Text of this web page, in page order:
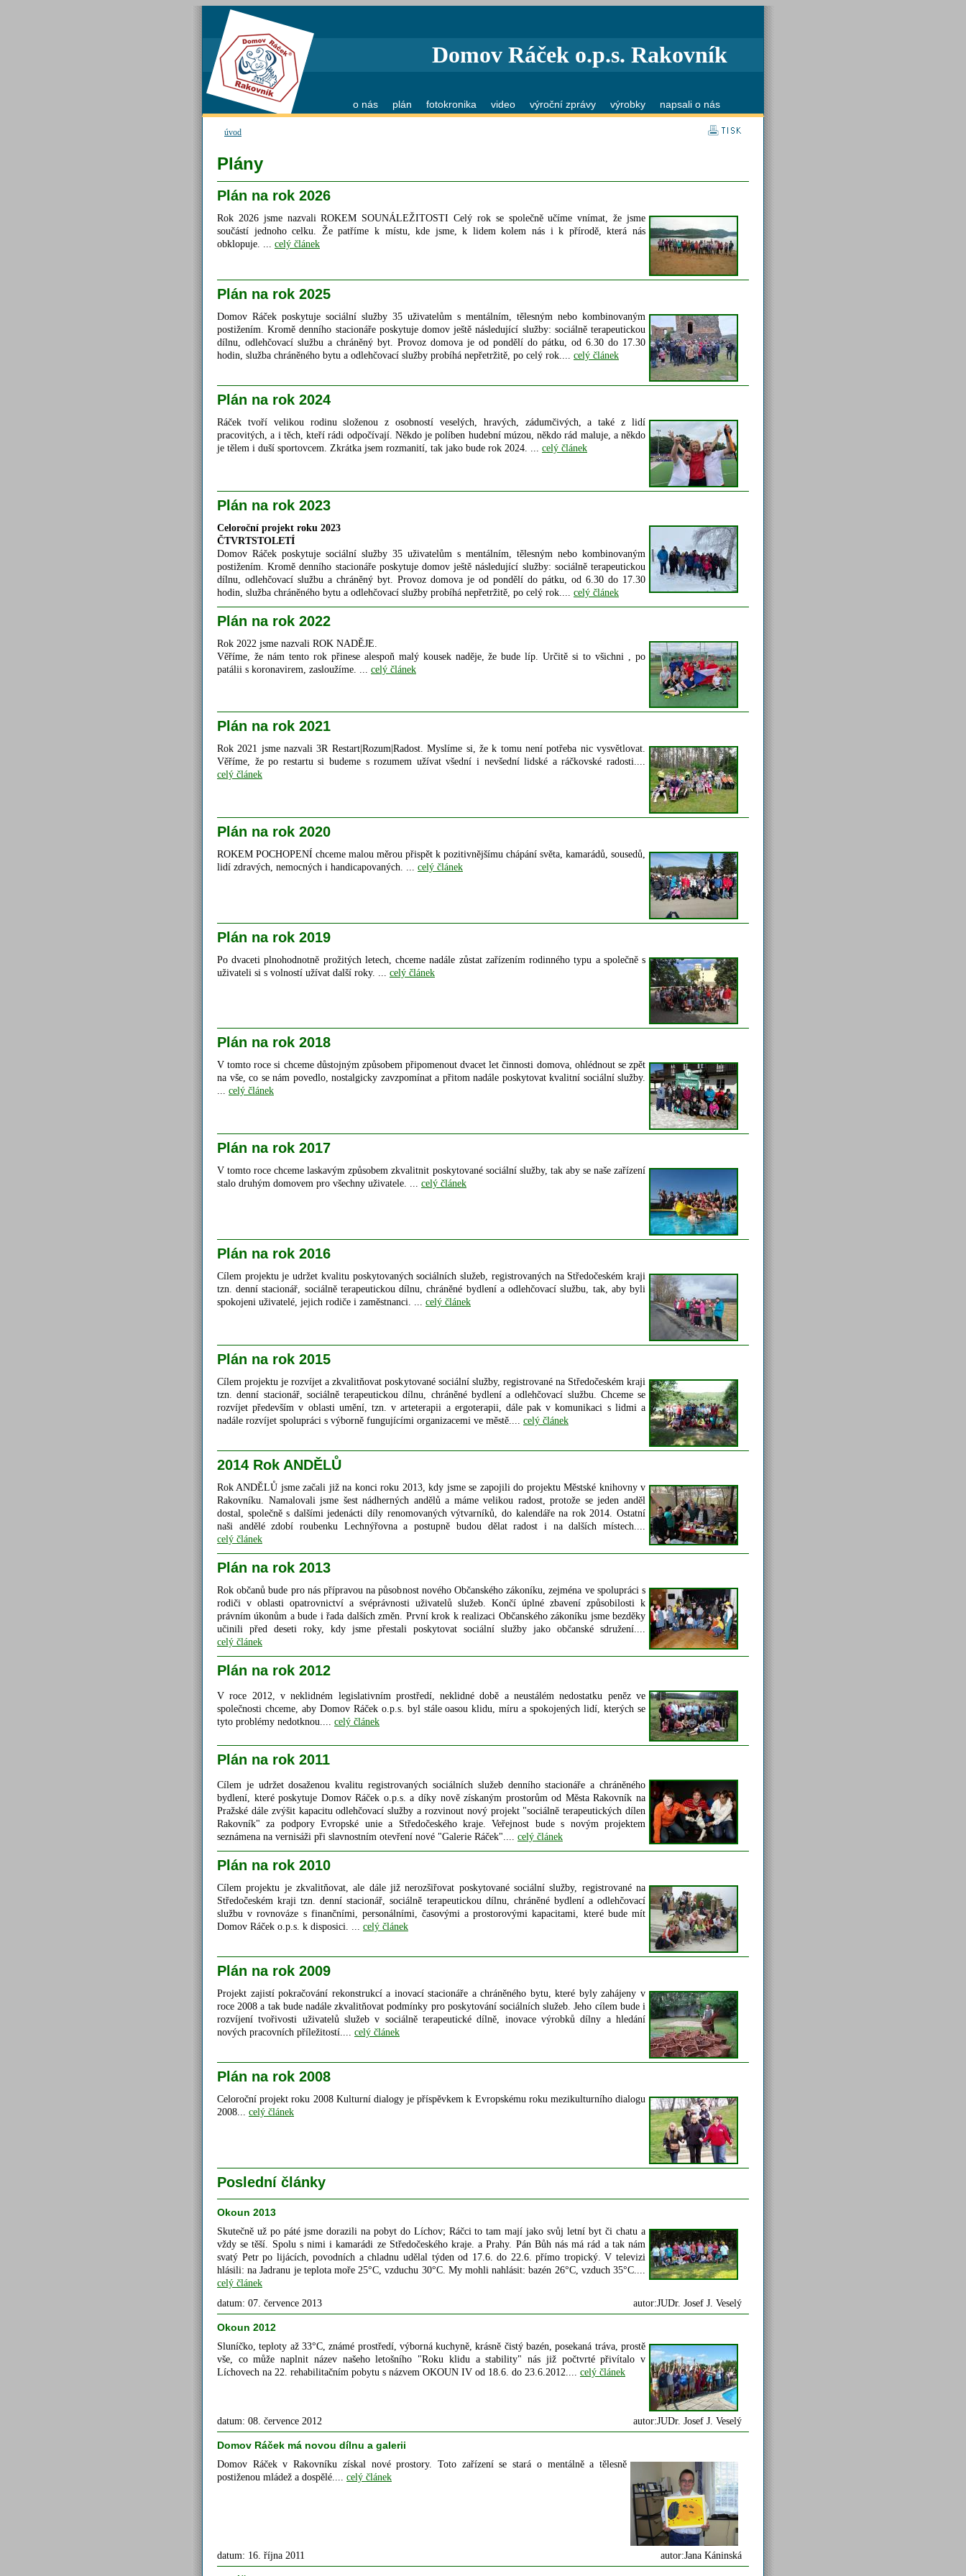
Domov Ráček o.p.s. Rakovník
o nás plán fotokronika video výroční zprávy výrobky napsali o nás
úvod
Plány
Plán na rok 2026
Rok 2026 jsme nazvali ROKEM SOUNÁLEŽITOSTICelý rok se společně učíme vnímat, že jsme
součástí jednoho celku. Že patříme k místu, kde jsme, k lidem kolem nás i k přírodě, která nás
obklopuje. ... celý článek
Plán na rok 2025
Domov Ráček poskytuje sociální služby 35 uživatelům s mentálním, tělesným nebo kombinovaným
postižením. Kromě denního stacionáře poskytuje domov ještě následující služby: sociálně terapeutickou
dílnu, odlehčovací službu a chráněný byt. Provoz domova je od pondělí do pátku, od 6.30 do 17.30
hodin, služba chráněného bytu a odlehčovací služby probíhá nepřetržitě, po celý rok.... celý článek
Plán na rok 2024
Ráček tvoří velikou rodinu složenou z osobností veselých, hravých, zádumčivých, a také z lidí
pracovitých, a i těch, kteří rádi odpočívají. Někdo je políben hudební múzou, někdo rád maluje, a někdo
je tělem i duší sportovcem. Zkrátka jsem rozmanití, tak jako bude rok 2024. ... celý článek
Plán na rok 2023
Celoroční projekt roku 2023
ČTVRTSTOLETÍ
Domov Ráček poskytuje sociální služby 35 uživatelům s mentálním, tělesným nebo kombinovaným
postižením. Kromě denního stacionáře poskytuje domov ještě následující služby: sociálně terapeutickou
dílnu, odlehčovací službu a chráněný byt. Provoz domova je od pondělí do pátku, od 6.30 do 17.30
hodin, služba chráněného bytu a odlehčovací služby probíhá nepřetržitě, po celý rok.... celý článek
Plán na rok 2022
Rok 2022 jsme nazvali ROK NADĚJE.
Věříme, že nám tento rok přinese alespoň malý kousek naděje, že bude líp. Určitě si to všichni , po
patálii s koronavirem, zasloužíme. ... celý článek
Plán na rok 2021
Rok 2021 jsme nazvali 3R Restart|Rozum|Radost. Myslíme si, že k tomu není potřeba nic vysvětlovat.
Věříme, že po restartu si budeme s rozumem užívat všední i nevšední lidské a ráčkovské radosti....
celý článek
Plán na rok 2020
ROKEM POCHOPENÍ chceme malou měrou přispět k pozitivnějšímu chápání světa, kamarádů, sousedů,
lidí zdravých, nemocných i handicapovaných. ... celý článek
Plán na rok 2019
Po dvaceti plnohodnotně prožitých letech, chceme nadále zůstat zařízením rodinného typu a společně s
uživateli si s volností užívat další roky. ... celý článek
Plán na rok 2018
V tomto roce si chceme důstojným způsobem připomenout dvacet let činnosti domova, ohlédnout se zpět
na vše, co se nám povedlo, nostalgicky zavzpomínat a přitom nadále poskytovat kvalitní sociální služby.
... celý článek
Plán na rok 2017
V tomto roce chceme laskavým způsobem zkvalitnit poskytované sociální služby, tak aby se naše zařízení
stalo druhým domovem pro všechny uživatele. ... celý článek
Plán na rok 2016
Cílem projektu je udržet kvalitu poskytovaných sociálních služeb, registrovaných na Středočeském kraji
tzn. denní stacionář, sociálně terapeutickou dílnu, chráněné bydlení a odlehčovací službu, tak, aby byli
spokojeni uživatelé, jejich rodiče i zaměstnanci. ... celý článek
Plán na rok 2015
Cílem projektu je rozvíjet a zkvalitňovat poskytované sociální služby, registrované na Středočeském kraji
tzn. denní stacionář, sociálně terapeutickou dílnu, chráněné bydlení a odlehčovací službu. Chceme se
rozvíjet především v oblasti umění, tzn. v arteterapii a ergoterapii, dále pak v komunikaci s lidmi a
nadále rozvíjet spolupráci s výborně fungujícími organizacemi ve městě.... celý článek
2014 Rok ANDĚLŮ
Rok ANDĚLŮ jsme začali již na konci roku 2013, kdy jsme se zapojili do projektu Městské knihovny v
Rakovníku. Namalovali jsme šest nádherných andělů a máme velikou radost, protože se jeden anděl
dostal, společně s dalšími jedenácti díly renomovaných výtvarníků, do kalendáře na rok 2014. Ostatní
naši andělé zdobí roubenku Lechnýřovna a postupně budou dělat radost i na dalších místech....
celý článek
Plán na rok 2013
Rok občanů bude pro nás přípravou na působnost nového Občanského zákoníku, zejména ve spolupráci s
rodiči v oblasti opatrovnictví a svéprávnosti uživatelů služeb. Končí úplné zbavení způsobilosti k
právním úkonům a bude i řada dalších změn. První krok k realizaci Občanského zákoníku jsme bezděky
učinili před deseti roky, kdy jsme přestali poskytovat sociální služby jako občanské sdružení....
celý článek
Plán na rok 2012
V roce 2012, v neklidném legislativním prostředí, neklidné době a neustálém nedostatku peněz ve
společnosti chceme, aby Domov Ráček o.p.s. byl stále oasou klidu, míru a spokojených lidí, kterých se
tyto problémy nedotknou.... celý článek
Plán na rok 2011
Cílem je udržet dosaženou kvalitu registrovaných sociálních služeb denního stacionáře a chráněného
bydlení, které poskytuje Domov Ráček o.p.s. a díky nově získaným prostorům od Města Rakovník na
Pražské dále zvýšit kapacitu odlehčovací služby a rozvinout nový projekt "sociálně terapeutických dílen
Rakovník" za podpory Evropské unie a Středočeského kraje. Veřejnost bude s novým projektem
seznámena na vernisáži při slavnostním otevření nové "Galerie Ráček".... celý článek
Plán na rok 2010
Cílem projektu je zkvalitňovat, ale dále již nerozšiřovat poskytované sociální služby, registrované na
Středočeském kraji tzn. denní stacionář, sociálně terapeutickou dílnu, chráněné bydlení a odlehčovací
službu v rovnováze s finančními, personálními, časovými a prostorovými kapacitami, které bude mít
Domov Ráček o.p.s. k disposici. ... celý článek
Plán na rok 2009
Projekt zajistí pokračování rekonstrukcí a inovací stacionáře a chráněného bytu, které byly zahájeny v
roce 2008 a tak bude nadále zkvalitňovat podmínky pro poskytování sociálních služeb. Jeho cílem bude i
rozvíjení tvořivosti uživatelů služeb v sociálně terapeutické dílně, inovace výrobků dílny a hledání
nových pracovních příležitostí.... celý článek
Plán na rok 2008
Celoroční projekt roku 2008 Kulturní dialogy je příspěvkem k Evropskému roku mezikulturního dialogu
2008... celý článek
Poslední články
Okoun 2013
Skutečně už po páté jsme dorazili na pobyt do Líchov; Ráčci to tam mají jako svůj letní byt či chatu a
vždy se těší. Spolu s nimi i kamarádi ze Středočeského kraje. a Prahy. Pán Bůh nás má rád a tak nám
svatý Petr po lijácích, povodních a chladnu udělal týden od 17.6. do 22.6. přímo tropický. V televizi
hlásili: na Jadranu je teplota moře 25°C, vzduchu 30°C. My mohli nahlásit: bazén 26°C, vzduch 35°C....
celý článek
datum: 07. července 2013
autor:JUDr. Josef J. Veselý
Okoun 2012
Sluníčko, teploty až 33°C, známé prostředí, výborná kuchyně, krásně čistý bazén, posekaná tráva, prostě
vše, co může naplnit název našeho letošního "Roku klidu a stability" nás již počtvrté přivítalo v
Líchovech na 22. rehabilitačním pobytu s názvem OKOUN IV od 18.6. do 23.6.2012.... celý článek
datum: 08. července 2012 autor:JUDr. Josef J. Veselý
Domov Ráček má novou dílnu a galerii
Domov Ráček v Rakovníku získal nové prostory. Toto zařízení se stará o mentálně a tělesně
postiženou mládež a dospělé.... celý článek
datum: 16. října 2011 autor:Jana Káninská